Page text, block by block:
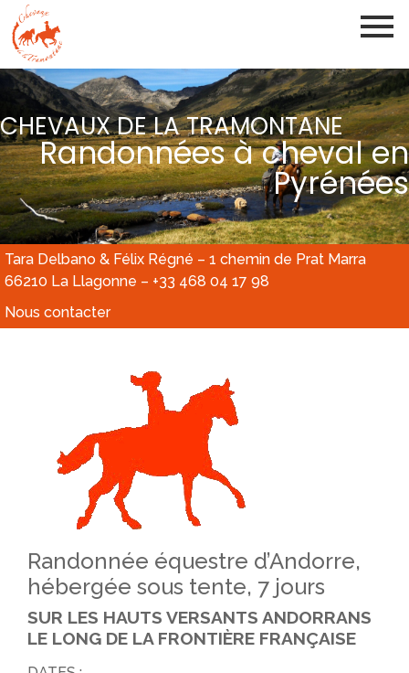
CHEVAUX DE LA TRAMONTANE
Randonnées à cheval en
Pyrénées
Tara Delbano & Félix Régné – 1 chemin de Prat Marra
66210 La Llagonne – +33 468 04 17 98
Nous contacter
Randonnée équestre d’Andorre,
hébergée sous tente, 7 jours
SUR LES HAUTS VERSANTS ANDORRANS
LE LONG DE LA FRONTIÈRE FRANÇAISE